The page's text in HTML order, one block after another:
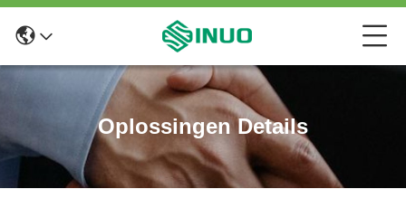
Oplossingen Details